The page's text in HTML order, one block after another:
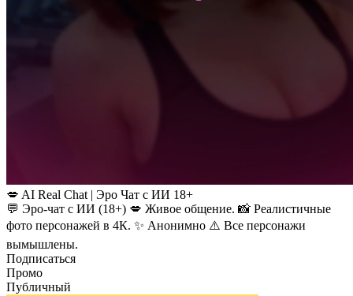
💋 AI Real Chat | Эро Чат с ИИ 18+
💬 Эро-чат с ИИ (18+) 💋 Живое общение. 📸 Реалистичные
фото персонажей в 4К. ✨ Анонимно ⚠️ Все персонажи
вымышлены.
Подписаться
Промо
Публичный